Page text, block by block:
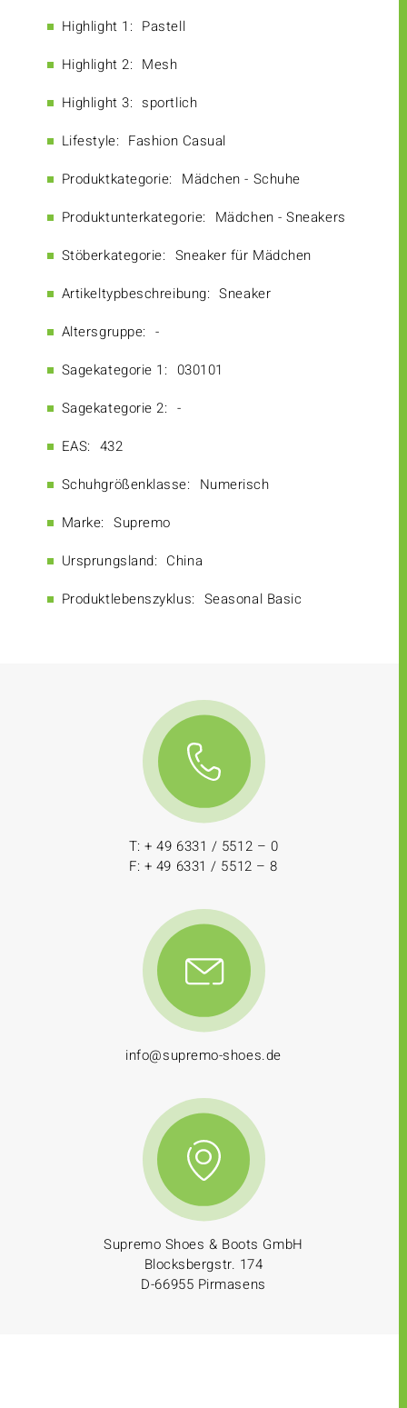
Highlight 1: Pastell
Highlight 2: Mesh
Highlight 3: sportlich
Lifestyle: Fashion Casual
Produktkategorie: Mädchen - Schuhe
Produktunterkategorie: Mädchen - Sneakers
Stöberkategorie: Sneaker für Mädchen
Artikeltypbeschreibung: Sneaker
Altersgruppe: -
Sagekategorie 1: 030101
Sagekategorie 2: -
EAS: 432
Schuhgrößenklasse: Numerisch
Marke: Supremo
Ursprungsland: China
Produktlebenszyklus: Seasonal Basic
T: + 49 6331 / 5512 – 0
F: + 49 6331 / 5512 – 8
info@supremo-shoes.de
Supremo Shoes & Boots GmbH
Blocksbergstr. 174
D-66955 Pirmasens